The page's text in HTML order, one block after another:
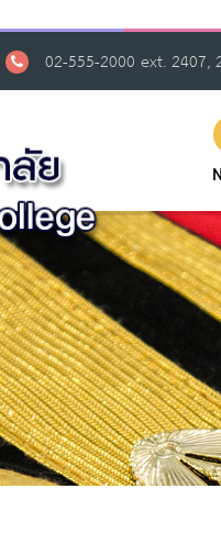
02-555-2000 ext. 2407,